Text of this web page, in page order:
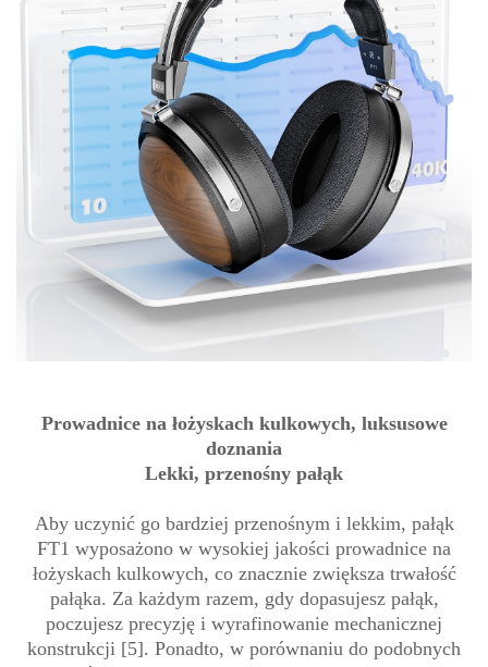
Prowadnice na łożyskach kulkowych, luksusowe
doznania
Lekki, przenośny pałąk
Aby uczynić go bardziej przenośnym i lekkim, pałąk
FT1 wyposażono w wysokiej jakości prowadnice na
łożyskach kulkowych, co znacznie zwiększa trwałość
pałąka. Za każdym razem, gdy dopasujesz pałąk,
poczujesz precyzję i wyrafinowanie mechanicznej
konstrukcji [5]. Ponadto, w porównaniu do podobnych